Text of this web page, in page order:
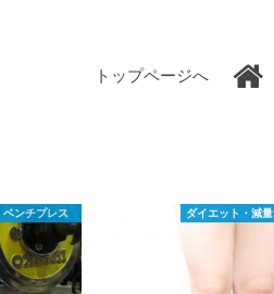
トップページへ
ベンチプレス ダイエット・減量